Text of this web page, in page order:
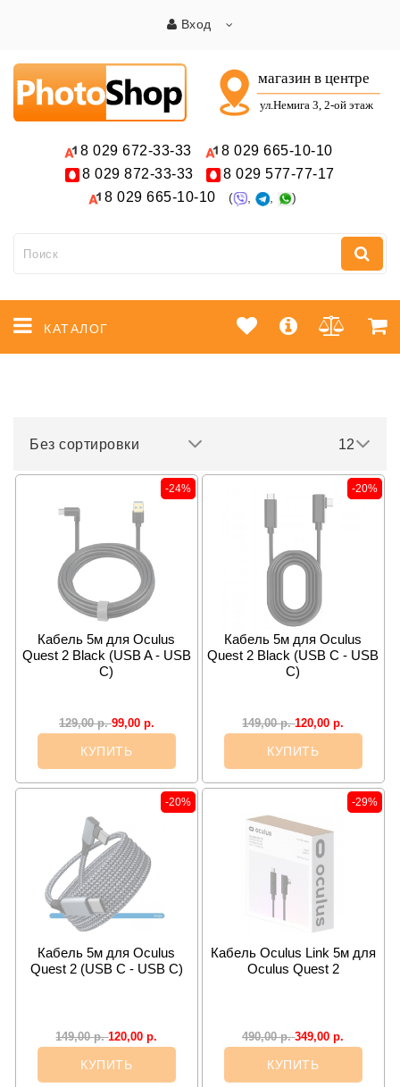
Вход
8 029 672-33-33 8 029 665-10-10
8 029 872-33-33 8 029 577-77-17
8 029 665-10-10 ( , , )
КАТАЛОГ
12
Без сортировки
-24%
Кабель 5м для Oculus
Quest 2 Black (USB A - USB
C)
129,00р. 99,00 р.
КУПИТЬ
-20%
Кабель 5м для Oculus
Quest 2 Black (USB C - USB
C)
149,00р. 120,00р.
КУПИТЬ
-20%
Кабель 5м для Oculus
Quest 2 (USB C - USB C)
149,00р. 120,00р.
КУПИТЬ
-29%
Кабель Oculus Link 5м для
Oculus Quest 2
490,00р. 349,00р.
КУПИТЬ